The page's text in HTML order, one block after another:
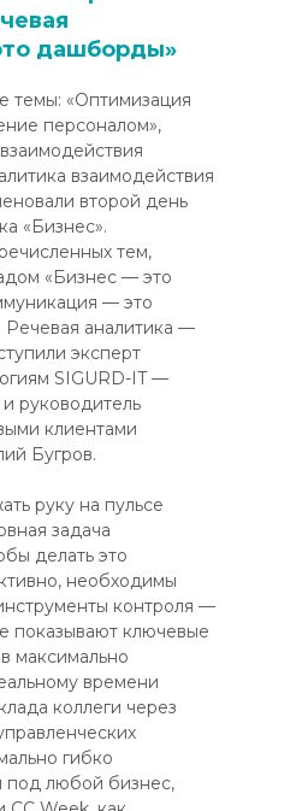
темы: «Оптимизация
персоналом»,
взаимодействия
второй день
«Бизнес».
тем,
«Бизнес — это
— это
Речевая аналитика —
эксперт
SIGURD-IT —
руководитель
клиентами
Бугров.
руку на пульсе
задача
делать это
необходимы
контроля —
показывают ключевые
максимально
времени
коллеги через
гибко
под любой бизнес,
дашборды»